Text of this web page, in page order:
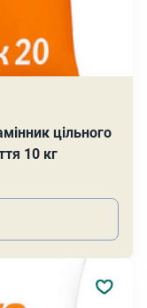
цільного
10 кг